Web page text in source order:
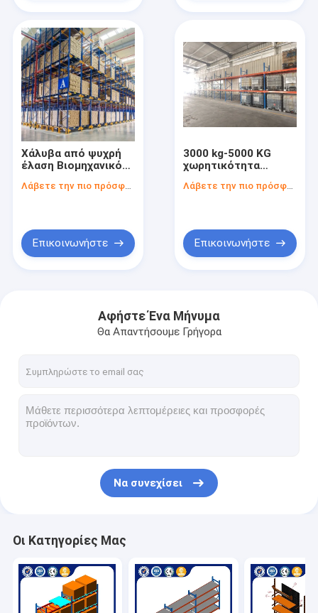
Χάλυβα από ψυχρή
έλαση Βιομηχανικό
600kg-6000KGS/
Λάβετε την πιο πρόσφατη τιμή
Επικοινωνήστε
3000 kg-5000 KG
χωρητικότητα
παλέτας 2,0 mm
Λάβετε την πιο πρόσφατη τιμή
Επικοινωνήστε
Αφήστε Ένα Μήνυμα
Θα Απαντήσουμε Γρήγορα
Να συνεχίσει
Οι Κατηγορίες Μας